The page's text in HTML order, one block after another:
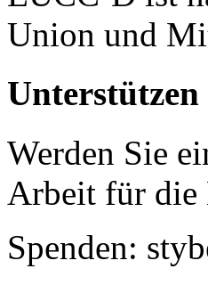
Union und
Unterstützen
Werden Sie
Arbeit für die
Spenden: